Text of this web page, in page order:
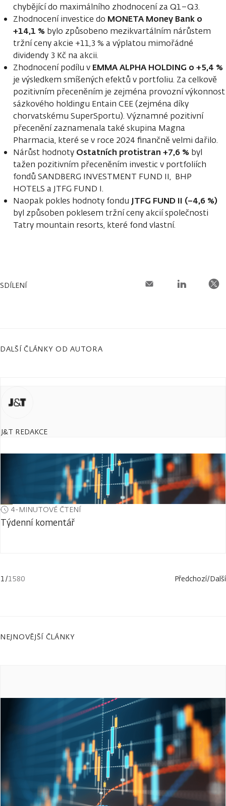
chybějící do maximálního zhodnocení za Q1–Q3.
Zhodnocení investice do MONETA Money Bank o
+14,1 % bylo způsobeno mezikvartálním nárůstem
tržní ceny akcie +11,3 % a výplatou mimořádné
dividendy 3 Kč na akcii.
Zhodnocení podílu v EMMA ALPHA HOLDING o +5,4 %
je výsledkem smíšených efektů v portfoliu. Za celkově
pozitivním přeceněním je zejména provozní výkonnost
sázkového holdingu Entain CEE (zejména díky
chorvatskému SuperSportu). Významné pozitivní
přecenění zaznamenala také skupina Magna
Pharmacia, které se v roce 2024 finančně velmi dařilo.
Nárůst hodnoty Ostatních protistran +7,6 % byl
tažen pozitivním přeceněním investic v portfoliích
fondů SANDBERG INVESTMENT FUND II, BHP
HOTELS a JTFG FUND I.
Naopak pokles hodnoty fondu JTFG FUND II (−4,6 %)
byl způsoben poklesem tržní ceny akcií společnosti
Tatry mountain resorts, které fond vlastní.
SDÍLENÍ
DALŠÍ ČLÁNKY OD AUTORA
J&T REDAKCE
4-MINUTOVÉ ČTENÍ
Týdenní komentář
1/1580 Předchozí/Další
NEJNOVĚJŠÍ ČLÁNKY